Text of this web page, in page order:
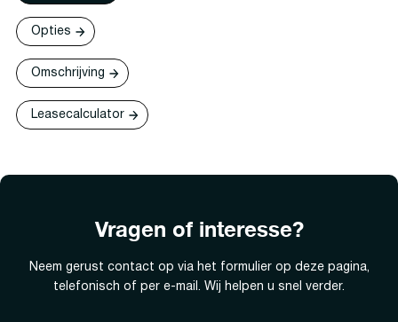
Opties
Omschrijving
Leasecalculator
Vragen of interesse?
Neem gerust contact op via het formulier op deze pagina,
telefonisch of per e-mail. Wij helpen u snel verder.